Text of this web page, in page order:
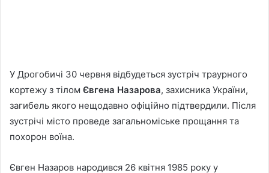
У Дрогобичі 30 червня відбудеться зустріч траурного
кортежу з тілом Євгена Назарова, захисника України,
загибель якого нещодавно офіційно підтвердили. Після
зустрічі місто проведе загальноміське прощання та
похорон воїна.
Євген Назаров народився 26 квітня 1985 року у